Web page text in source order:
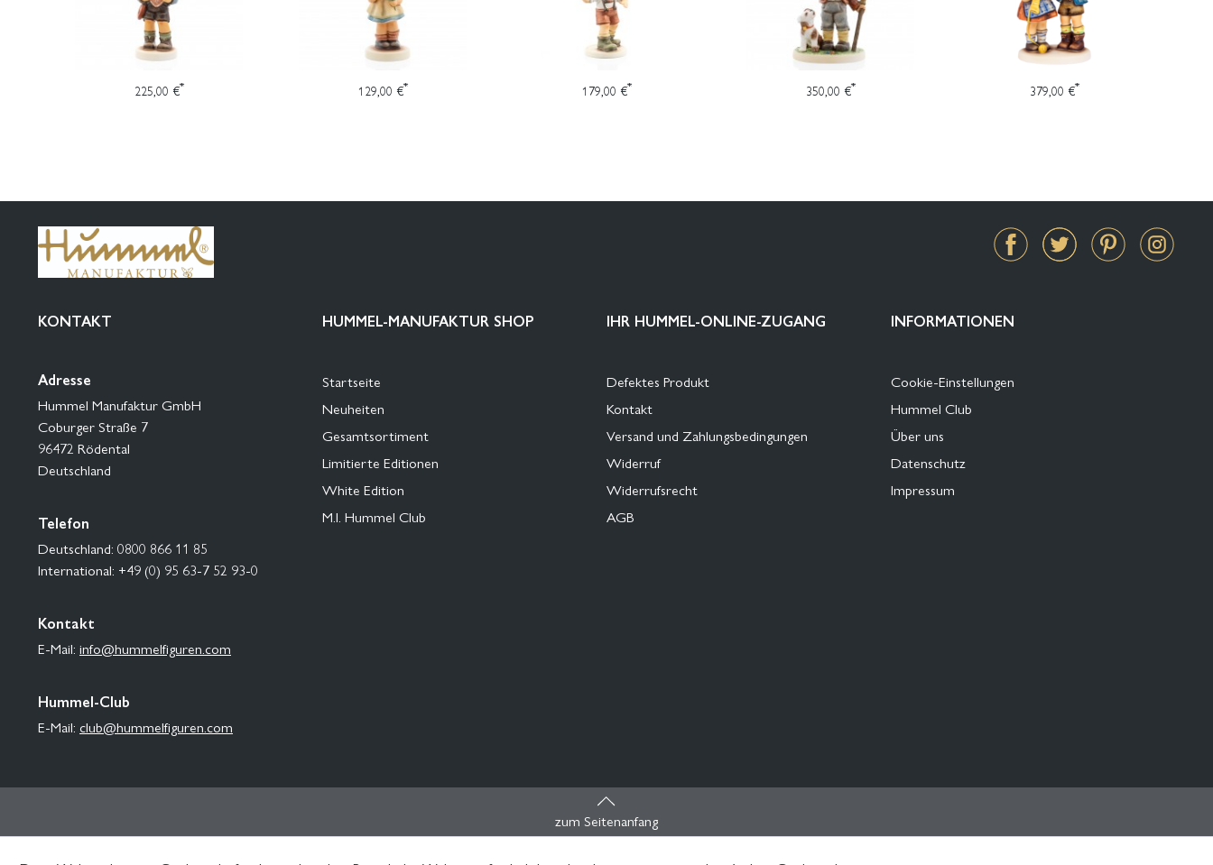
225,00 €* 129,00 €* 179,00 €* 350,00 €* 379,00 €*
KONTAKT
Adresse
Hummel Manufaktur GmbH
Coburger Straße 7
96472 Rödental
Deutschland
Telefon
Deutschland: 0800 866 11 85
International: +49 (0) 95 63-7 52 93-0
Kontakt
E-Mail: info@hummelfiguren.com
Hummel-Club
E-Mail: club@hummelfiguren.com
HUMMEL-MANUFAKTUR SHOP
Startseite
Neuheiten
Gesamtsortiment
Limitierte Editionen
White Edition
M.I. Hummel Club
IHR HUMMEL-ONLINE-ZUGANG
Defektes Produkt
Kontakt
Versand und Zahlungsbedingungen
Widerruf
Widerrufsrecht
AGB
INFORMATIONEN
Cookie-Einstellungen
Hummel Club
Über uns
Datenschutz
Impressum
zum Seitenanfang